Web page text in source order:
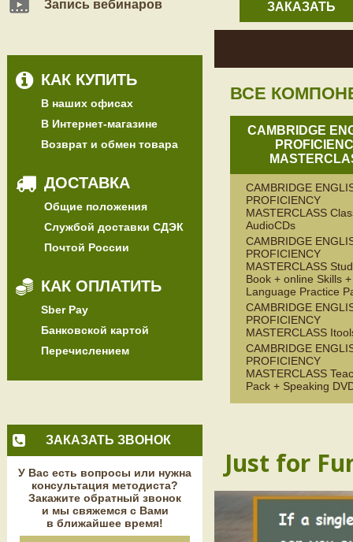
Запись вебинаров
КАК КУПИТЬ
В наших офисах
В Интернет-магазине
Возврат и обмен товара
ДОСТАВКА
Общие положения
Службой доставки СДЭК
Почтой России
КАК ОПЛАТИТЬ
Sber Pay
Банковской картой
Перечислением
ЗАКАЗАТЬ ЗВОНОК
У Вас есть вопросы или нужна
консультация методиста?
Закажите обратный звонок
и мы свяжемся с Вами
в ближайшее время!
ЗАКАЗАТЬ
ВСЕ
CAMBRIDGE
CAMBRIDGE
PROFICIENCY
MASTERCLASS
AudioCDs
CAMBRIDGE
PROFICIENCY
MASTERCLASS
Book + online Skills +
Language Practice
CAMBRIDGE
PROFICIENCY
MASTERCLASS
CAMBRIDGE
PROFICIENCY
MASTERCLASS
Pack + Speaking
Just for